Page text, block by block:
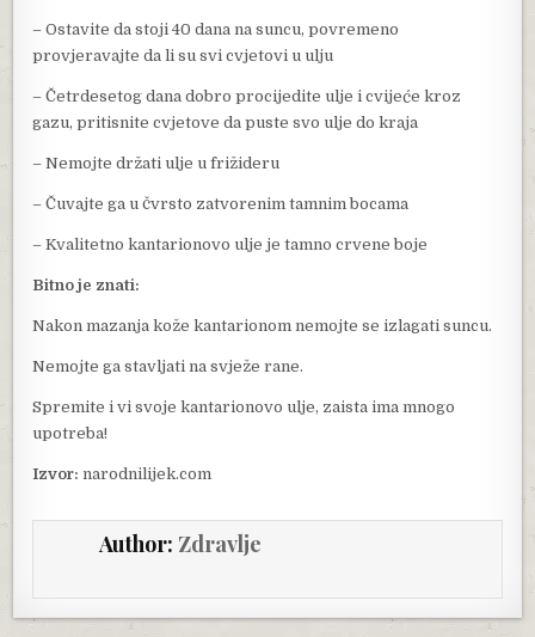
– Ostavite da stoji 40 dana na suncu, povremeno
provjeravajte da li su svi cvjetovi u ulju
– Četrdesetog dana dobro procijedite ulje i cvijeće kroz
gazu, pritisnite cvjetove da puste svo ulje do kraja
– Nemojte držati ulje u frižideru
– Čuvajte ga u čvrsto zatvorenim tamnim bocama
– Kvalitetno kantarionovo ulje je tamno crvene boje
Bitno je znati:
Nakon mazanja kože kantarionom nemojte se izlagati suncu.
Nemojte ga stavljati na svježe rane.
Spremite i vi svoje kantarionovo ulje, zaista ima mnogo
upotreba!
Izvor: narodnilijek.com
Author: Zdravlje